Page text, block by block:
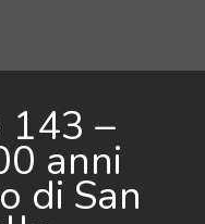
143 –
anni
di San